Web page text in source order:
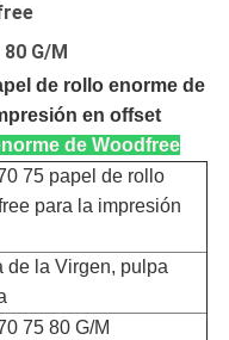
G/M
de rollo enorme de
en offset
de Woodfree
75 papel de rollo
para la impresión
de la Virgen, pulpa
75 80 G/M